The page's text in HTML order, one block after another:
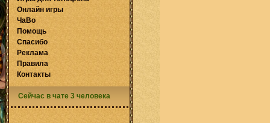
Онлайн игры
ЧаВо
Помощь
Спасибо
Реклама
Правила
Контакты
Сейчас в чате 3 человека